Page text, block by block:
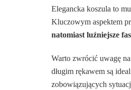
Elegancka koszula to
Kluczowym aspektem
natomiast luźniejsze
Warto zwrócić uwagę
długim rękawem są
zobowiązujących